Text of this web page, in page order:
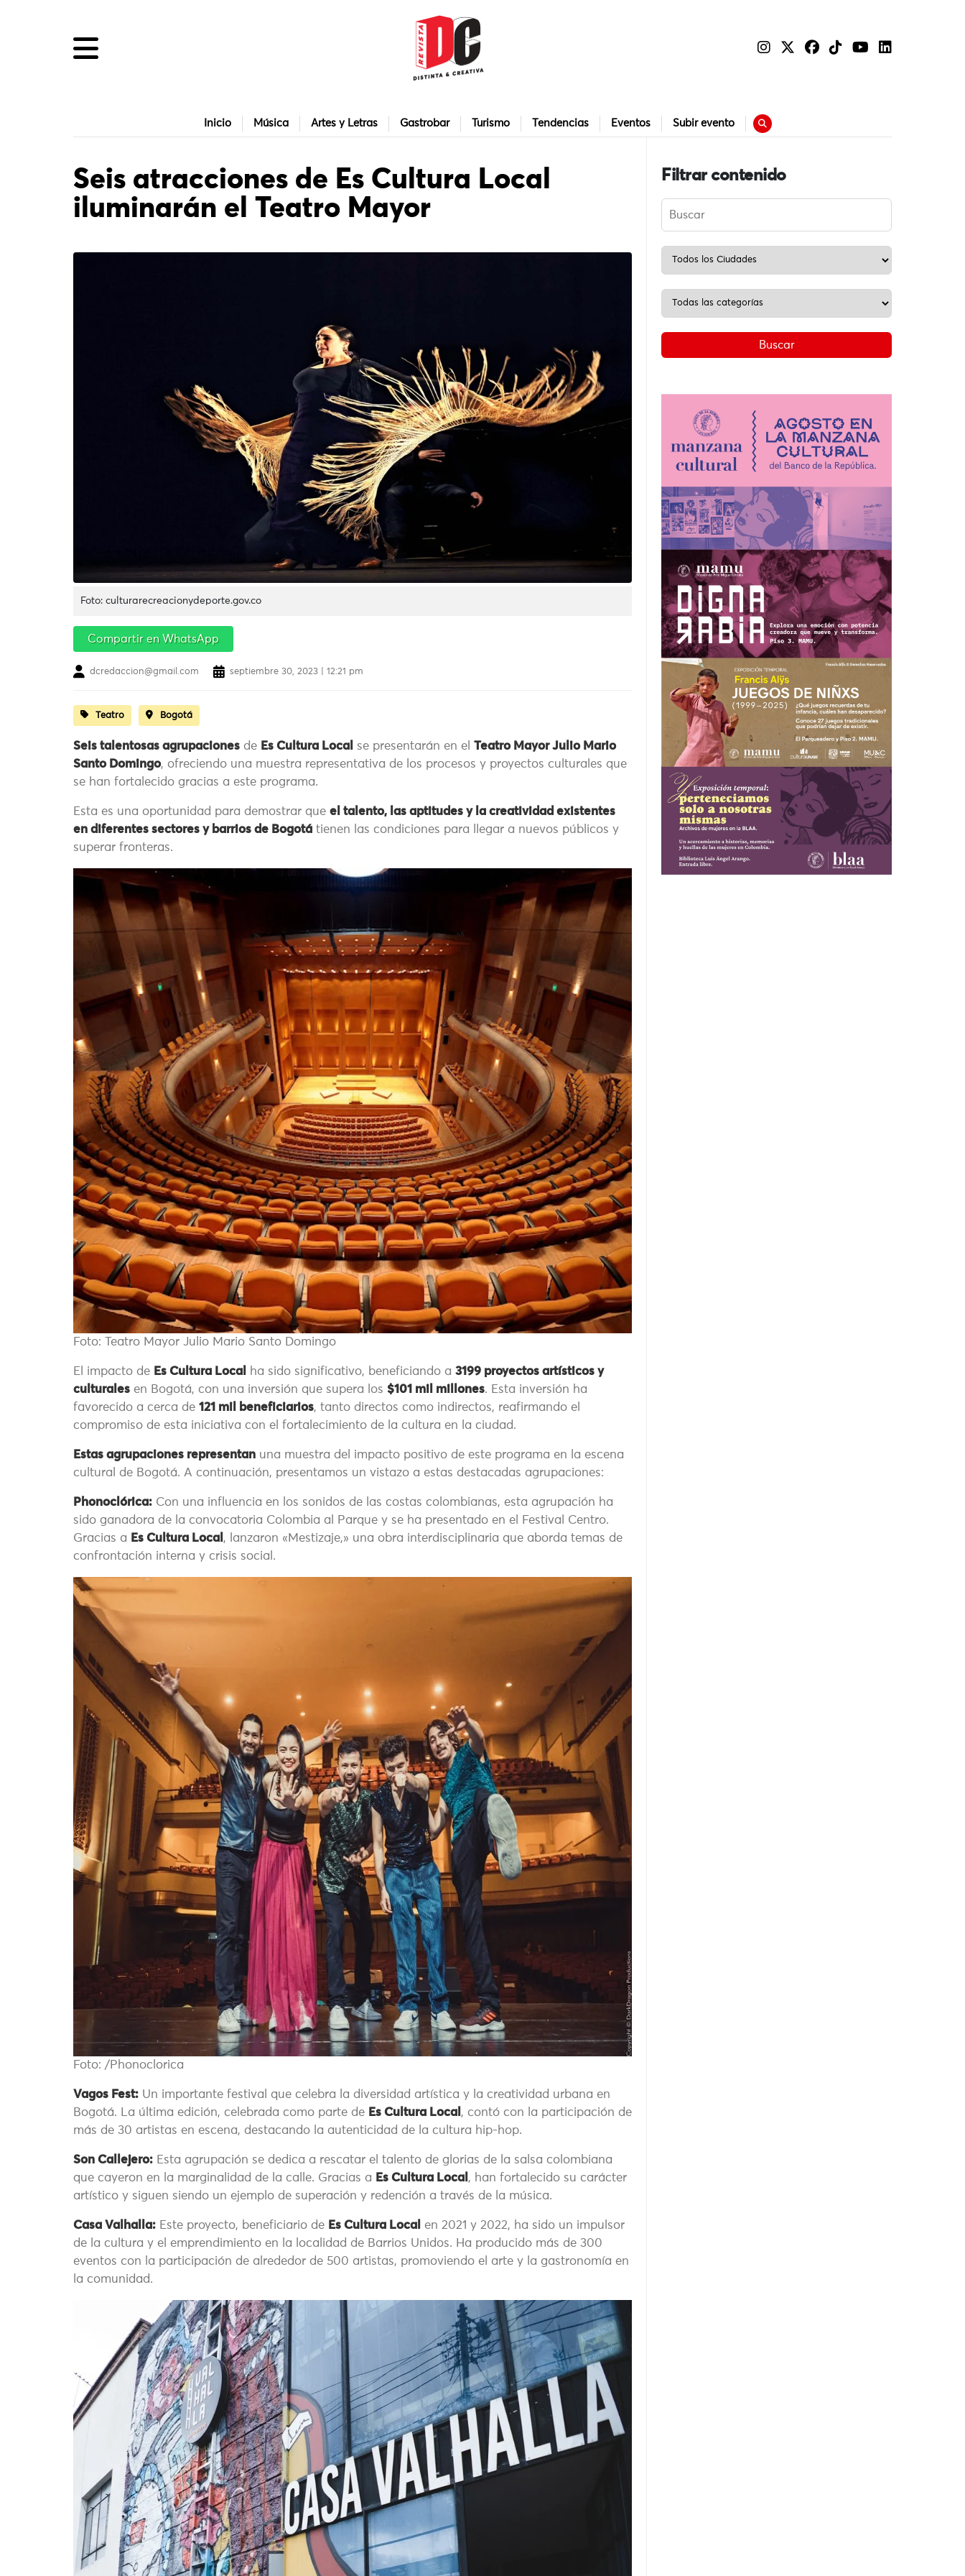
Inicio Música Artes y Letras Gastrobar Turismo Tendencias Eventos Subir evento
Seis atracciones de Es Cultura Local
iluminarán el Teatro Mayor
Foto: culturarecreacionydeporte.gov.co
Compartir en WhatsApp
dcredaccion@gmail.com septiembre 30, 2023 | 12:21 pm
Teatro Bogotá
Seis talentosas agrupaciones de Es Cultura Local se presentarán en el Teatro Mayor Julio Mario
Santo Domingo, ofreciendo una muestra representativa de los procesos y proyectos culturales que
se han fortalecido gracias a este programa.
Esta es una oportunidad para demostrar que el talento, las aptitudes y la creatividad existentes
en diferentes sectores y barrios de Bogotá tienen las condiciones para llegar a nuevos públicos y
superar fronteras.
Foto: Teatro Mayor Julio Mario Santo Domingo
El impacto de Es Cultura Local ha sido significativo, beneficiando a 3199 proyectos artísticos y
culturales en Bogotá, con una inversión que supera los $101 mil millones. Esta inversión ha
favorecido a cerca de 121 mil beneficiarios, tanto directos como indirectos, reafirmando el
compromiso de esta iniciativa con el fortalecimiento de la cultura en la ciudad.
Estas agrupaciones representan una muestra del impacto positivo de este programa en la escena
cultural de Bogotá. A continuación, presentamos un vistazo a estas destacadas agrupaciones:
Phonoclórica: Con una influencia en los sonidos de las costas colombianas, esta agrupación ha
sido ganadora de la convocatoria Colombia al Parque y se ha presentado en el Festival Centro.
Gracias a Es Cultura Local , lanzaron «Mestizaje,» una obra interdisciplinaria que aborda temas de
confrontación interna y crisis social.
Foto: /Phonoclorica
Vagos Fest: Un importante festival que celebra la diversidad artística y la creatividad urbana en
Bogotá. La última edición, celebrada como parte de Es Cultura Local , contó con la participación de
más de 30 artistas en escena, destacando la autenticidad de la cultura hip-hop.
Son Callejero: Esta agrupación se dedica a rescatar el talento de glorias de la salsa colombiana
que cayeron en la marginalidad de la calle. Gracias a Es Cultura Local , han fortalecido su carácter
artístico y siguen siendo un ejemplo de superación y redención a través de la música.
Casa Valhalla: Este proyecto, beneficiario de Es Cultura Local en 2021 y 2022, ha sido un impulsor
de la cultura y el emprendimiento en la localidad de Barrios Unidos. Ha producido más de 300
eventos con la participación de alrededor de 500 artistas, promoviendo el arte y la gastronomía en
la comunidad.
Filtrar contenido